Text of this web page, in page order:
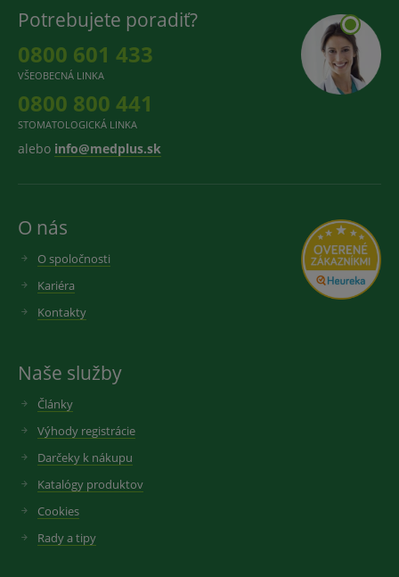
O nás
O spoločnosti
Kariéra
Kontakty
Naše služby
Články
Výhody registrácie
Darčeky k nákupu
Katalógy produktov
Cookies
Rady a tipy
Potrebujete poradiť?
0800 601 433
VŠEOBECNÁ LINKA
0800 800 441
STOMATOLOGICKÁ LINKA
alebo info@medplus.sk